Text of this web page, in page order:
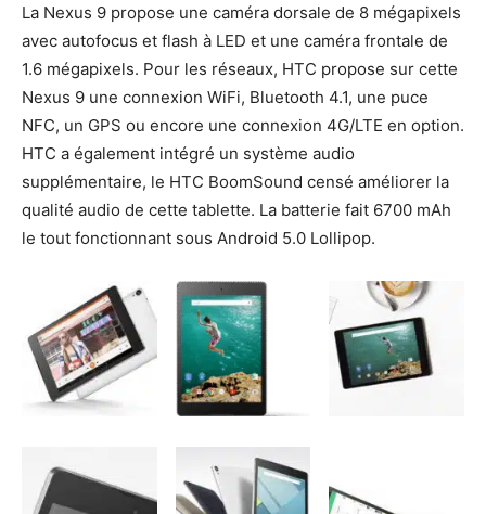
La Nexus 9 propose une caméra dorsale de 8 mégapixels
avec autofocus et flash à LED et une caméra frontale de
1.6 mégapixels. Pour les réseaux, HTC propose sur cette
Nexus 9 une connexion WiFi, Bluetooth 4.1, une puce
NFC, un GPS ou encore une connexion 4G/LTE en option.
HTC a également intégré un système audio
supplémentaire, le HTC BoomSound censé améliorer la
qualité audio de cette tablette. La batterie fait 6700 mAh
le tout fonctionnant sous Android 5.0 Lollipop.